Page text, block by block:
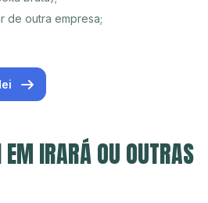
de outra empresa;
IRARÁ OU OUTRAS